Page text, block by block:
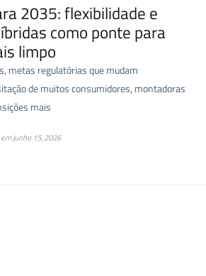
2035: flexibilidade e
como ponte para
limpo
metas regulatórias que mudam
de muitos consumidores, montadoras
mais
emjunho 15, 2026